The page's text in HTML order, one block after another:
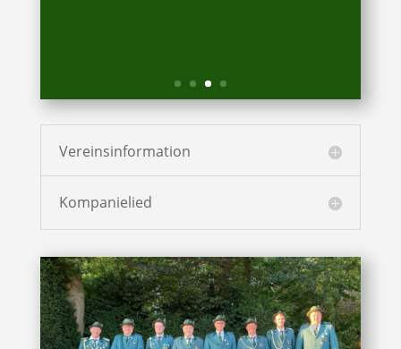
Vereinsinformation
Kompanielied